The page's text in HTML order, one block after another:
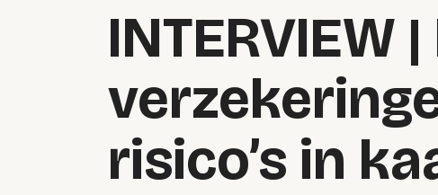
INTERVIEW
risico’s in